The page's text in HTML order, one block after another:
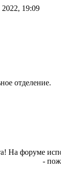
19:09
отделение.
На форуме
-